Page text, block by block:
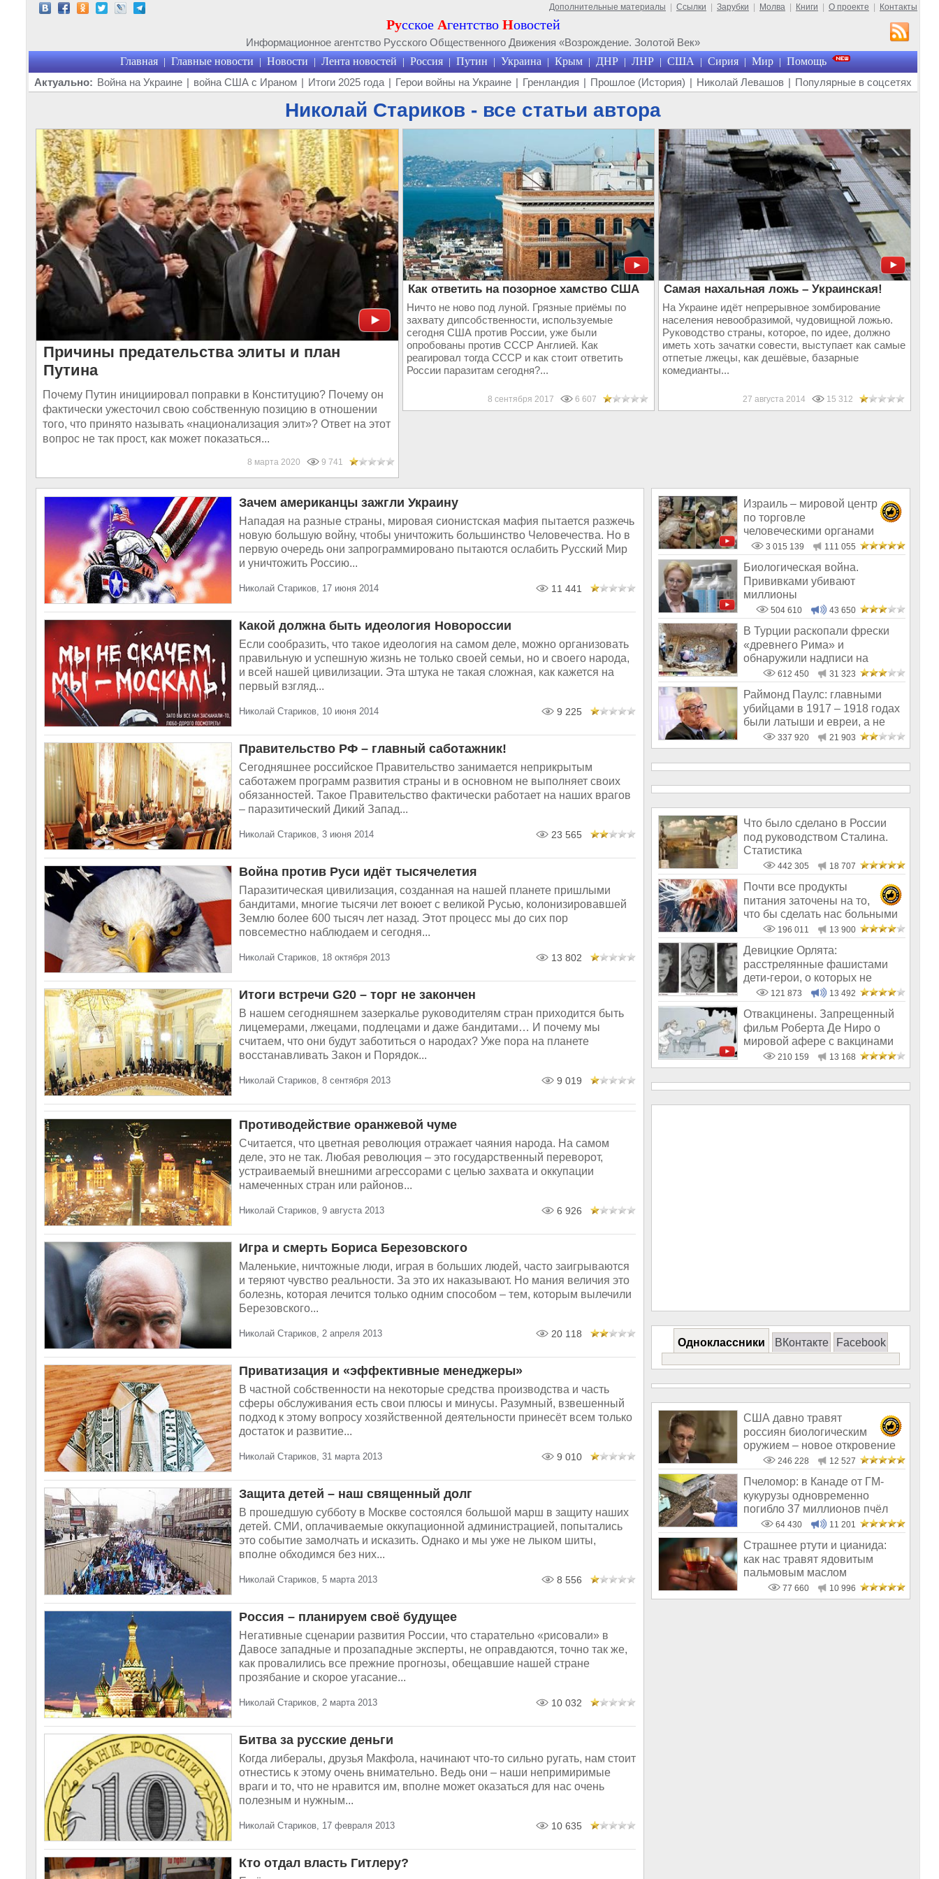
Дополнительные материалы Ссылки Зарубки Молва Книги О проекте Контакты
Русское Агентство Новостей
Информационное агентство Русского Общественного Движения «Возрождение. Золотой Век»
Главная | Главные новости | Новости | Лента новостей | Россия | Путин | Украина | Крым | ДНР | ЛНР | США | Сирия | Мир | Помощь
Актуально: Война на Украине | война США с Ираном | Итоги 2025 года | Герои войны на Украине | Гренландия | Прошлое (История) | Николай Левашов | Популярные в соцсетях
Николай Стариков - все статьи автора
Причины предательства элиты и план
Путина
Почему Путин инициировал поправки в Конституцию? Почему он
фактически ужесточил свою собственную позицию в отношении
того, что принято называть «национализация элит»? Ответ на этот
вопрос не так прост, как может показаться...
8 марта 2020 9 741
Как ответить на позорное хамство США
Ничто не ново под луной. Грязные приёмы по
захвату дипсобственности, используемые
сегодня США против России, уже были
опробованы против СССР Англией. Как
реагировал тогда СССР и как стоит ответить
России паразитам сегодня?...
8 сентября 2017 6 607
Самая нахальная ложь – Украинская!
На Украине идёт непрерывное зомбирование
населения невообразимой, чудовищной ложью.
Руководство страны, которое, по идее, должно
иметь хоть зачатки совести, выступает как самые
отпетые лжецы, как дешёвые, базарные
комедианты...
27 августа 2014 15 312
Зачем американцы зажгли Украину
Нападая на разные страны, мировая сионистская мафия пытается разжечь
новую большую войну, чтобы уничтожить большинство Человечества. Но в
первую очередь они запрограммировано пытаются ослабить Русский Мир
и уничтожить Россию...
Николай Стариков, 17 июня 2014 11 441
Какой должна быть идеология Новороссии
Если сообразить, что такое идеология на самом деле, можно организовать
правильную и успешную жизнь не только своей семьи, но и своего народа,
и всей нашей цивилизации. Эта штука не такая сложная, как кажется на
первый взгляд...
Николай Стариков, 10 июня 2014 9 225
Правительство РФ – главный саботажник!
Сегодняшнее российское Правительство занимается неприкрытым
саботажем программ развития страны и в основном не выполняет своих
обязанностей. Такое Правительство фактически работает на наших врагов
– паразитический Дикий Запад...
Николай Стариков, 3 июня 2014 23 565
Война против Руси идёт тысячелетия
Паразитическая цивилизация, созданная на нашей планете пришлыми
бандитами, многие тысячи лет воюет с великой Русью, колонизировавшей
Землю более 600 тысяч лет назад. Этот процесс мы до сих пор
повсеместно наблюдаем и сегодня...
Николай Стариков, 18 октября 2013 13 802
Итоги встречи G20 – торг не закончен
В нашем сегодняшнем зазеркалье руководителям стран приходится быть
лицемерами, лжецами, подлецами и даже бандитами… И почему мы
считаем, что они будут заботиться о народах? Уже пора на планете
восстанавливать Закон и Порядок...
Николай Стариков, 8 сентября 2013 9 019
Противодействие оранжевой чуме
Считается, что цветная революция отражает чаяния народа. На самом
деле, это не так. Любая революция – это государственный переворот,
устраиваемый внешними агрессорами с целью захвата и оккупации
намеченных стран или районов...
Николай Стариков, 9 августа 2013 6 926
Игра и смерть Бориса Березовского
Маленькие, ничтожные люди, играя в больших людей, часто заигрываются
и теряют чувство реальности. За это их наказывают. Но мания величия это
болезнь, которая лечится только одним способом – тем, которым вылечили
Березовского...
Николай Стариков, 2 апреля 2013 20 118
Приватизация и «эффективные менеджеры»
В частной собственности на некоторые средства производства и часть
сферы обслуживания есть свои плюсы и минусы. Разумный, взвешенный
подход к этому вопросу хозяйственной деятельности принесёт всем только
достаток и развитие...
Николай Стариков, 31 марта 2013 9 010
Защита детей – наш священный долг
В прошедшую субботу в Москве состоялся большой марш в защиту наших
детей. СМИ, оплачиваемые оккупационной администрацией, попытались
это событие замолчать и исказить. Однако и мы уже не лыком шиты,
вполне обходимся без них...
Николай Стариков, 5 марта 2013 8 556
Россия – планируем своё будущее
Негативные сценарии развития России, что старательно «рисовали» в
Давосе западные и прозападные эксперты, не оправдаются, точно так же,
как провалились все прежние прогнозы, обещавшие нашей стране
прозябание и скорое угасание...
Николай Стариков, 2 марта 2013 10 032
Битва за русские деньги
Когда либералы, друзья Макфола, начинают что-то сильно ругать, нам стоит
отнестись к этому очень внимательно. Ведь они – наши непримиримые
враги и то, что не нравится им, вполне может оказаться для нас очень
полезным и нужным...
Николай Стариков, 17 февраля 2013 10 635
Кто отдал власть Гитлеру?
Израиль – мировой центр
по торговле
человеческими органами
3 015 139 111 055
Биологическая война.
Прививками убивают
миллионы
504 610 43 650
В Турции раскопали фрески
«древнего Рима» и
обнаружили надписи на
Русском!612 450 31 323
Раймонд Паулс: главными
убийцами в 1917 – 1918 годах
были латыши и евреи, а не
русс
337 920 21 903
Что было сделано в России
под руководством Сталина.
Статистика
442 305 18 707
Почти все продукты
питания заточены на то,
что бы сделать нас больными
и бесплодным
196 011 13 900
Девицкие Орлята:
расстрелянные фашистами
дети-герои, о которых не
рассказывают в шк
121 873 13 492
Отвакцинены. Запрещенный
фильм Роберта Де Ниро о
мировой афере с вакцинами
210 159 13 168
Одноклассники ВКонтакте Facebook
США давно травят
россиян биологическим
оружием – новое откровение
Эдварда Сноудена
246 228 12 527
Пчеломор: в Канаде от ГМ-
кукурузы одновременно
погибло 37 миллионов пчёл
64 430 11 201
Страшнее ртути и цианида:
как нас травят ядовитым
пальмовым маслом
77 660 10 996